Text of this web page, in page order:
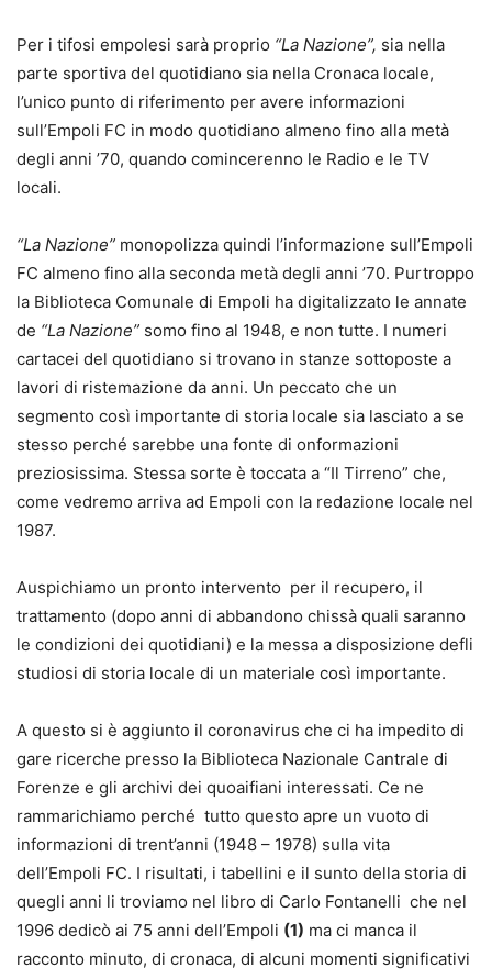
Per i tifosi empolesi sarà proprio “La Nazione”, sia nella
parte sportiva del quotidiano sia nella Cronaca locale,
l’unico punto di riferimento per avere informazioni
sull’Empoli FC in modo quotidiano almeno fino alla metà
degli anni ’70, quando comincerenno le Radio e le TV
locali.
“La Nazione” monopolizza quindi l’informazione sull’Empoli
FC almeno fino alla seconda metà degli anni ’70. Purtroppo
la Biblioteca Comunale di Empoli ha digitalizzato le annate
de “La Nazione” somo fino al 1948, e non tutte. I numeri
cartacei del quotidiano si trovano in stanze sottoposte a
lavori di ristemazione da anni. Un peccato che un
segmento così importante di storia locale sia lasciato a se
stesso perché sarebbe una fonte di onformazioni
preziosissima. Stessa sorte è toccata a “Il Tirreno” che,
come vedremo arriva ad Empoli con la redazione locale nel
1987.
Auspichiamo un pronto intervento per il recupero, il
trattamento (dopo anni di abbandono chissà quali saranno
le condizioni dei quotidiani) e la messa a disposizione defli
studiosi di storia locale di un materiale così importante.
A questo si è aggiunto il coronavirus che ci ha impedito di
gare ricerche presso la Biblioteca Nazionale Cantrale di
Forenze e gli archivi dei quoaifiani interessati. Ce ne
rammarichiamo perché tutto questo apre un vuoto di
informazioni di trent’anni (1948 – 1978) sulla vita
dell’Empoli FC. I risultati, i tabellini e il sunto della storia di
quegli anni li troviamo nel libro di Carlo Fontanelli che nel
1996 dedicò ai 75 anni dell’Empoli (1) ma ci manca il
racconto minuto, di cronaca, di alcuni momenti significativi